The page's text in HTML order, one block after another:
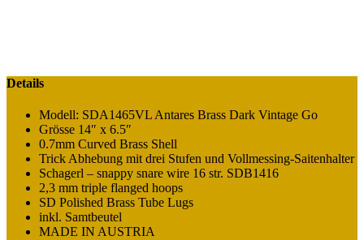
Details
Modell: SDA1465VL Antares Brass Dark Vintage Go
Grösse 14″ x 6.5″
0.7mm Curved Brass Shell
Trick Abhebung mit drei Stufen und Vollmessing-Saitenhalter
Schagerl – snappy snare wire 16 str. SDB1416
2,3 mm triple flanged hoops
SD Polished Brass Tube Lugs
inkl. Samtbeutel
MADE IN AUSTRIA